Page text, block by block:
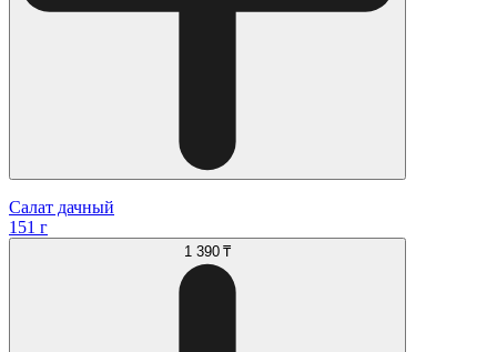
Салат дачный
151 г
1 390 ₸